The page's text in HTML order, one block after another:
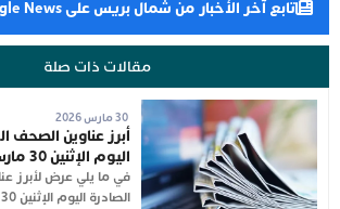
تابع آخر الأخبار من شمال بريس على Google News
مقالات ذات صلة
30 مارس 2026
أبرز عناوين الصحف
اليوم الإثنين 30 مارس 2026
في ما يلي عرض لأبرز